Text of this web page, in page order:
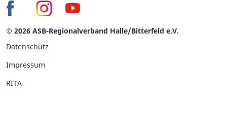
© 2026 ASB-Regionalverband Halle/Bitterfeld e.V.
Datenschutz
Impressum
RITA